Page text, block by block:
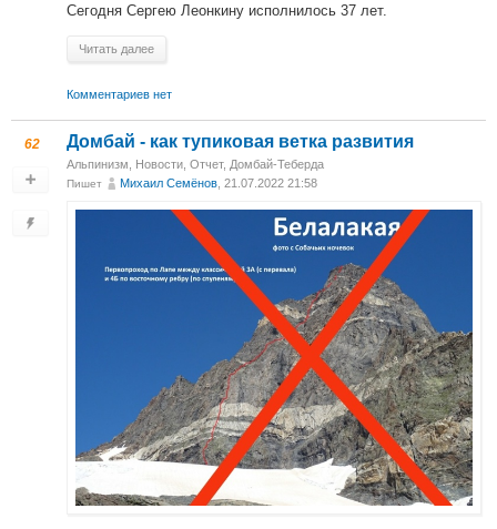
Сегодня Сергею Леонкину исполнилось 37 лет.
Читать далее
Комментариев нет
62 Домбай - как тупиковая ветка развития
Альпинизм, Новости, Отчет, Домбай-Теберда
Пишет Михаил Cемёнов, 21.07.2022 21:58